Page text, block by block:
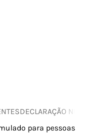
DECLARAÇÃO
para pessoas